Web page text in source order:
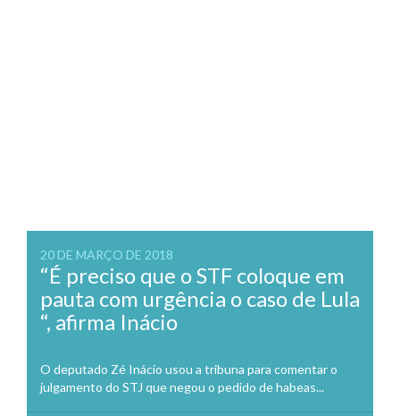
20 DE MARÇO DE 2018
“É preciso que o STF coloque em
pauta com urgência o caso de Lula
“, afirma Inácio
O deputado Zé Inácio usou a tribuna para comentar o
julgamento do STJ que negou o pedido de habeas...